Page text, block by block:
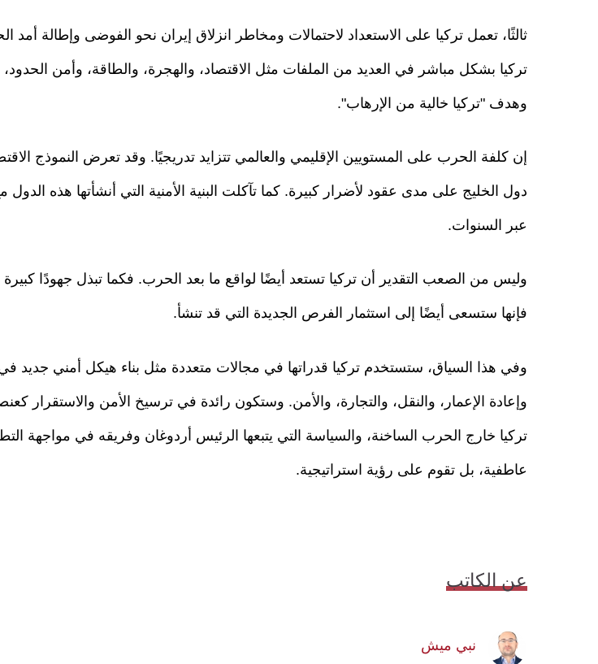
ثالثًا، تعمل تركيا على الاستعداد لاحتمالات ومخاطر انزلاق إيران نحو الفوضى وإطالة أمد
تركيا بشكل مباشر في العديد من الملفات مثل الاقتصاد، والهجرة، والطاقة، وأمن
وهدف "تركيا خالية من الإرهاب".
إن كلفة الحرب على المستويين الإقليمي والعالمي تتزايد تدريجيًا. وقد تعرض النموذج
دول الخليج على مدى عقود لأضرار كبيرة. كما تآكلت البنية الأمنية التي أنشأتها هذه الدول
عبر السنوات.
وليس من الصعب التقدير أن تركيا تستعد أيضًا لواقع ما بعد الحرب. فكما تبذل جهودًا كبيرة
فإنها ستسعى أيضًا إلى استثمار الفرص الجديدة التي قد تنشأ.
وفي هذا السياق، ستستخدم تركيا قدراتها في مجالات متعددة مثل بناء هيكل أمني جديد
وإعادة الإعمار، والنقل، والتجارة، والأمن. وستكون رائدة في ترسيخ الأمن والاستقرار
تركيا خارج الحرب الساخنة، والسياسة التي يتبعها الرئيس أردوغان وفريقه في مواجهة
عاطفية، بل تقوم على رؤية استراتيجية.
عن الكاتب
نبي ميش